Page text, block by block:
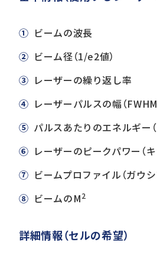
① ビームの波長
② ビーム径（1/e2値）
③ レーザーの繰り返し率
④ レーザーパルスの幅（FWHM
⑤ パルスあたりのエネルギー
⑥ レーザーのピークパワー（キ
⑦ ビームプロファイル（ガウ
⑧ ビームのM2
詳細情報（セルの希望）